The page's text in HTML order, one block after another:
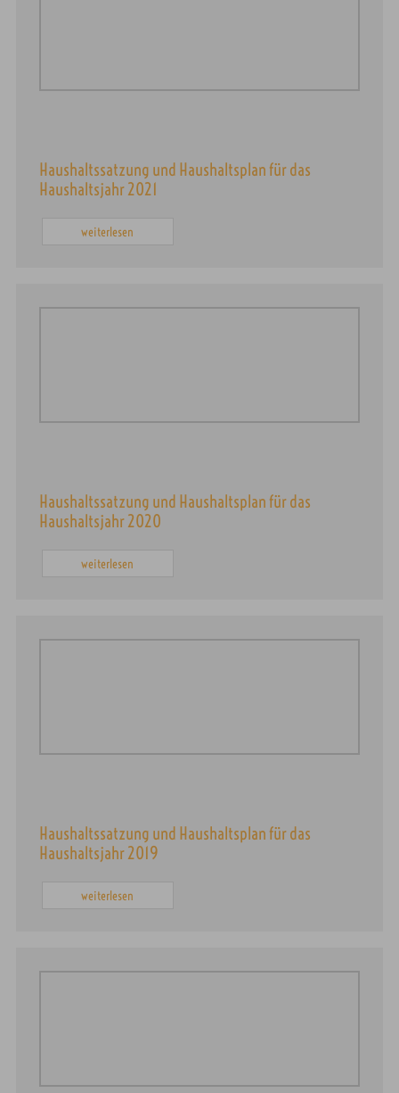
Haushaltssatzung und Haushaltsplan für das
Haushaltsjahr 2021
weiterlesen
Haushaltssatzung und Haushaltsplan für das
Haushaltsjahr 2020
weiterlesen
Haushaltssatzung und Haushaltsplan für das
Haushaltsjahr 2019
weiterlesen